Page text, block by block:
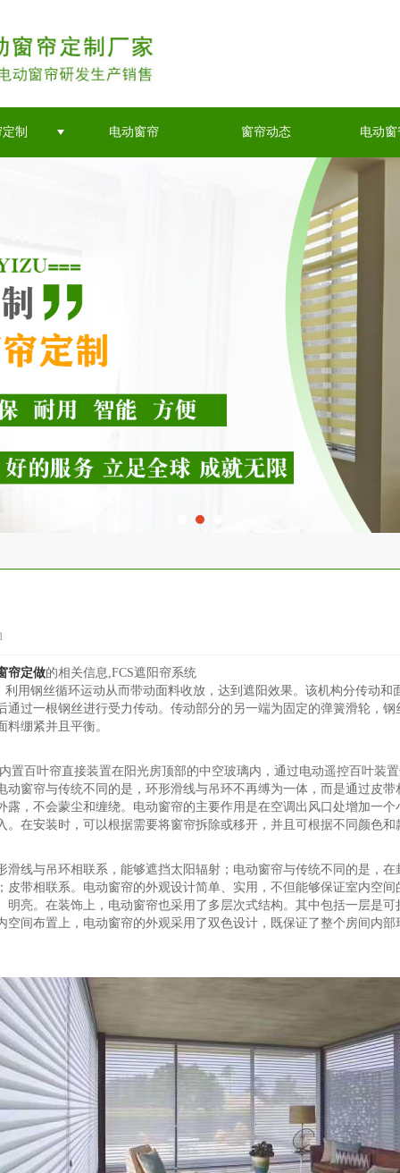
制 电动窗帘 窗帘动态 电动
帘定做的相关信息,FCS遮阳帘系统
用钢丝循环运动从而带动面料收放，达到遮阳效果。该机构分传动
过一根钢丝进行受力传动。传动部分的另一端为固定的弹簧滑轮，
绷紧并且平衡。
置百叶帘直接装置在阳光房顶部的中空玻璃内，通过电动遥控百叶装
窗帘与传统不同的是，环形滑线与吊环不再缚为一体，而是通过皮
，不会蒙尘和缠绕。电动窗帘的主要作用是在空调出风口处增加一
在安装时，可以根据需要将窗帘拆除或移开，并且可根据不同颜色和
线与吊环相联系，能够遮挡太阳辐射；电动窗帘与传统不同的是，
带相联系。电动窗帘的外观设计简单、实用，不但能够保证室内空
亮。在装饰上，电动窗帘也采用了多层次式结构。其中包括一层是
间布置上，电动窗帘的外观采用了双色设计，既保证了整个房间内